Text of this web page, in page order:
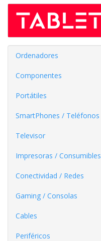
Ordenadores
Componentes
Portátiles
SmartPhones / Teléfonos
Televisor
Impresoras / Consumibles
Conectividad / Redes
Gaming / Consolas
Cables
Periféricos